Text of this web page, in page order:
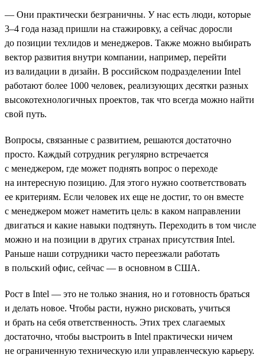
— Они практически безграничны. У нас есть люди, которые
3–4 года назад пришли на стажировку, а сейчас доросли
до позиции техлидов и менеджеров. Также можно выбирать
вектор развития внутри компании, например, перейти
из валидации в дизайн. В российском подразделении Intel
работают более 1000 человек, реализующих десятки разных
высокотехнологичных проектов, так что всегда можно найти
свой путь.
Вопросы, связанные с развитием, решаются достаточно
просто. Каждый сотрудник регулярно встречается
с менеджером, где может поднять вопрос о переходе
на интересную позицию. Для этого нужно соответствовать
ее критериям. Если человек их еще не достиг, то он вместе
с менеджером может наметить цель: в каком направлении
двигаться и какие навыки подтянуть. Переходить в том числе
можно и на позиции в других странах присутствия Intel.
Раньше наши сотрудники часто переезжали работать
в польский офис, сейчас — в основном в США.
Рост в Intel — это не только знания, но и готовность браться
и делать новое. Чтобы расти, нужно рисковать, учиться
и брать на себя ответственность. Этих трех слагаемых
достаточно, чтобы выстроить в Intel практически ничем
не ограниченную техническую или управленческую карьеру.